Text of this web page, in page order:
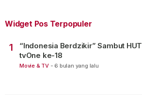
Widget Pos Terpopuler
1
“Indonesia Berdzikir” Sambut HUT
tvOne ke-18
Movie & TV - 6 bulan yang lalu